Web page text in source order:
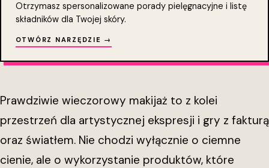
Otrzymasz spersonalizowane porady pielęgnacyjne i listę
składników dla Twojej skóry.
OTWÓRZ NARZĘDZIE →
Prawdziwie wieczorowy makijaż to z kolei
przestrzeń dla artystycznej ekspresji i gry z fakturą
oraz światłem. Nie chodzi wyłącznie o ciemne
cienie, ale o wykorzystanie produktów, które